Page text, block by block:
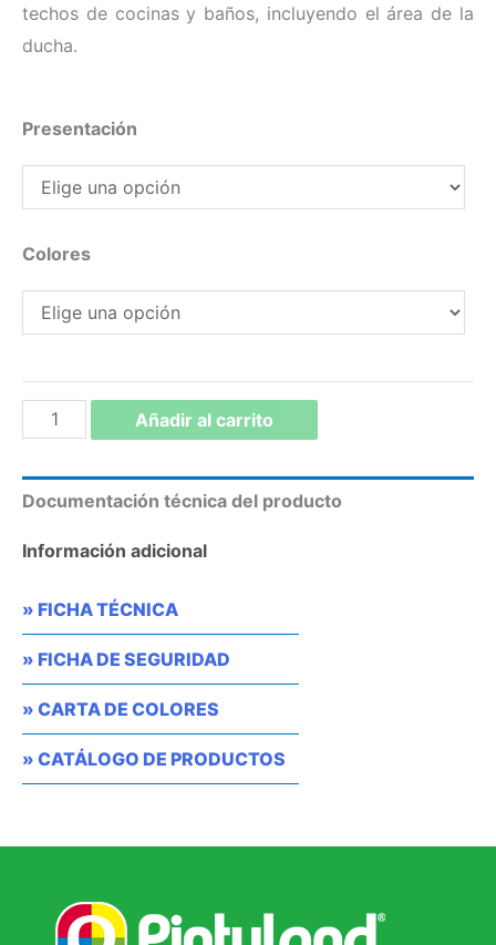
techos de cocinas y baños, incluyendo el área de la
ducha.
Presentación
Colores
PINTURA
PARA
BAÑOS
Y
COCINAS
Añadir al carrito
Documentación técnica del producto
Información adicional
» FICHA TÉCNICA
» FICHA DE SEGURIDAD
» CARTA DE COLORES
» CATÁLOGO DE PRODUCTOS